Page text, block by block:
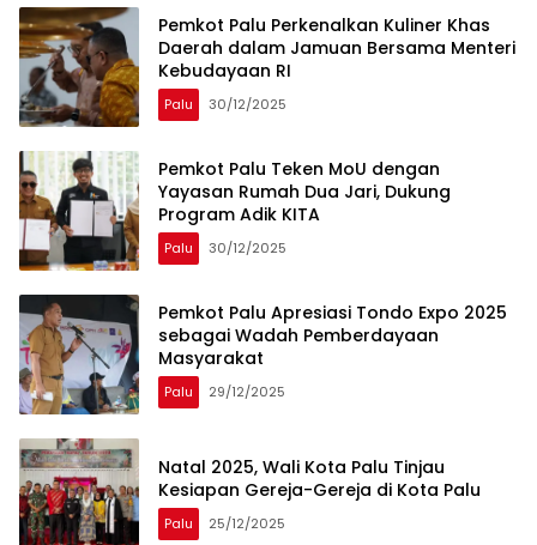
Pemkot Palu Perkenalkan Kuliner Khas
Daerah dalam Jamuan Bersama Menteri
Kebudayaan RI
Palu 30/12/2025
Pemkot Palu Teken MoU dengan
Yayasan Rumah Dua Jari, Dukung
Program Adik KITA
Palu 30/12/2025
Pemkot Palu Apresiasi Tondo Expo 2025
sebagai Wadah Pemberdayaan
Masyarakat
Palu 29/12/2025
Natal 2025, Wali Kota Palu Tinjau
Kesiapan Gereja-Gereja di Kota Palu
Palu 25/12/2025